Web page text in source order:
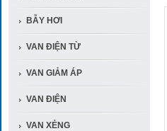
BẪY HƠI
VAN ĐIỆN TỪ
VAN GIẢM ÁP
VAN ĐIỆN
VAN XẺNG